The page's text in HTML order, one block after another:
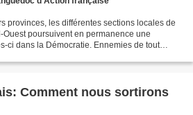
provinces, les différentes sections locales de
Ouest poursuivent en permanence une
ci dans la Démocratie. Ennemies de tout
Comment nous sortirons